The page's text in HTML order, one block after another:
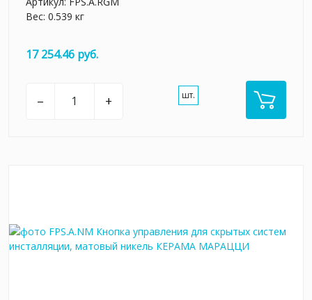
Вес: 0.539 кг
17 254.46 руб.
– + шт.